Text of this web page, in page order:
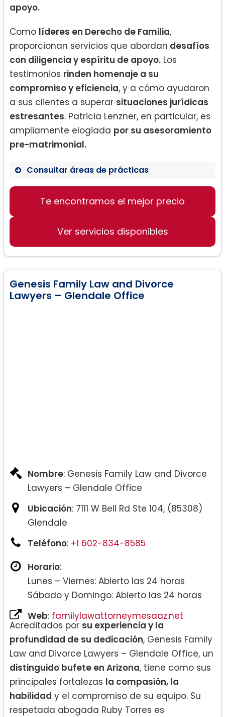
apoyo.
Como líderes en Derecho de Familia,
proporcionan servicios que abordan desafíos
con diligencia y espíritu de apoyo. Los
testimonios rinden homenaje a su
compromiso y eficiencia, y a cómo ayudaron
a sus clientes a superar situaciones jurídicas
estresantes. Patricia Lenzner, en particular, es
ampliamente elogiada por su asesoramiento
pre-matrimonial.
Consultar áreas de prácticas
Derecho de Familia
Divorcio
Te encontramos el mejor precio
Ver servicios disponibles
Genesis Family Law and Divorce
Lawyers – Glendale Office
Nombre: Genesis Family Law and Divorce
Lawyers – Glendale Office
Ubicación: 7111 W Bell Rd Ste 104, (85308)
Glendale
Teléfono: +1 602-834-8585
Horario:
Lunes – Viernes: Abierto las 24 horas
Sábado y Domingo: Abierto las 24 horas
Web: familylawattorneymesaaz.net
Acreditados por su experiencia y la
profundidad de su dedicación, Genesis Family
Law and Divorce Lawyers – Glendale Office, un
distinguido bufete en Arizona, tiene como sus
principales fortalezas la compasión, la
habilidad y el compromiso de su equipo. Su
respetada abogada Ruby Torres es